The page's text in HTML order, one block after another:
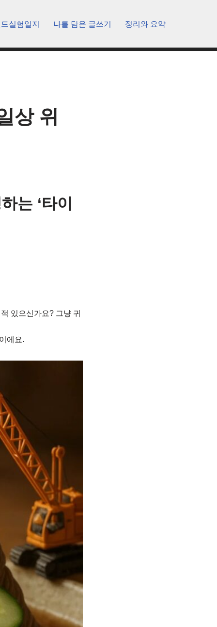
실험일지 나를 담은 글쓰기 정리와 요약
상 위
는 ‘타이
있으신가요? 그냥 귀
에요.